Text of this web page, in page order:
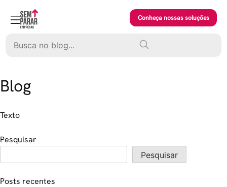
content
Conheça nossas soluções
Blog
Texto
Pesquisar
Pesquisar
Posts recentes